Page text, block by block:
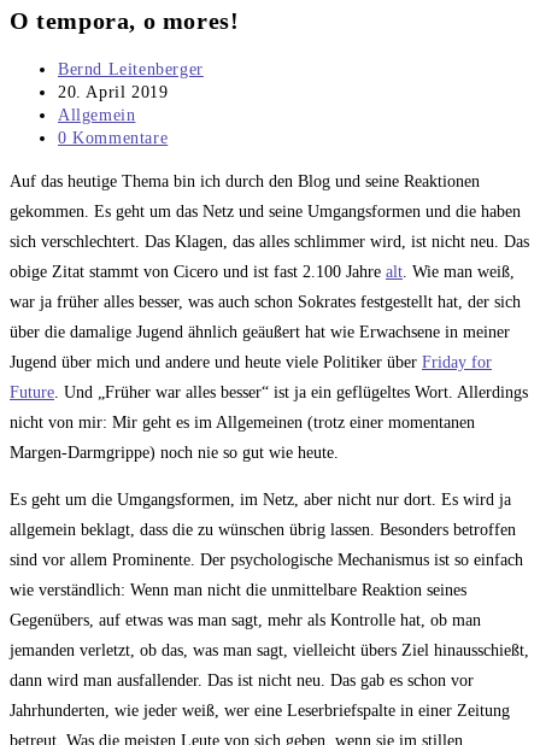
O tempora, o mores!
Beitrags-
Autor:
Bernd Leitenberger
Beitrag
veröffentlicht:
20. April 2019
Beitrags-
Kategorie:
Allgemein
Beitrags-
0 Kommentare
Auf das heutige Thema bin ich durch den Blog und seine Reaktionen
gekommen. Es geht um das Netz und seine Umgangsformen und die haben
sich verschlechtert. Das Klagen, das alles schlimmer wird, ist nicht neu. Das
obige Zitat stammt von Cicero und ist fast 2.100 Jahre alt . Wie man weiß,
war ja früher alles besser, was auch schon Sokrates festgestellt hat, der sich
über die damalige Jugend ähnlich geäußert hat wie Erwachsene in meiner
Jugend über mich und andere und heute viele Politiker über Friday for
Future . Und „Früher war alles besser“ ist ja ein geflügeltes Wort. Allerdings
nicht von mir: Mir geht es im Allgemeinen (trotz einer momentanen
Margen-Darmgrippe) noch nie so gut wie heute.
Es geht um die Umgangsformen, im Netz, aber nicht nur dort. Es wird ja
allgemein beklagt, dass die zu wünschen übrig lassen. Besonders betroffen
sind vor allem Prominente. Der psychologische Mechanismus ist so einfach
wie verständlich: Wenn man nicht die unmittelbare Reaktion seines
Gegenübers, auf etwas was man sagt, mehr als Kontrolle hat, ob man
jemanden verletzt, ob das, was man sagt, vielleicht übers Ziel hinausschießt,
dann wird man ausfallender. Das ist nicht neu. Das gab es schon vor
Jahrhunderten, wie jeder weiß, wer eine Leserbriefspalte in einer Zeitung
betreut. Was die meisten Leute von sich geben, wenn sie im stillen